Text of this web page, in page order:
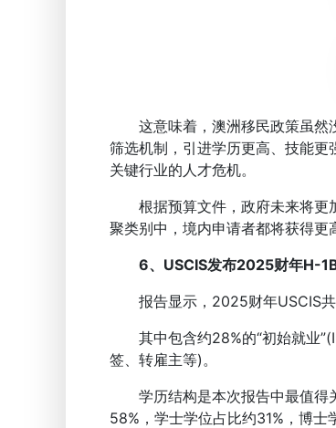
这意味着，澳洲移民政策虽然没
筛选机制，引进学历更高、技能
关键行业的人才危机。
根据预算文件，政府未来将更
聚类别中，境内申请者都将获得更
6、USCIS发布2025财年H-
报告显示，2025财年USCIS共
其中包含约28%的“初始就业
签、转雇主等)。
学历结构是本次报告中最值得
58%，学士学位占比约31%，博士